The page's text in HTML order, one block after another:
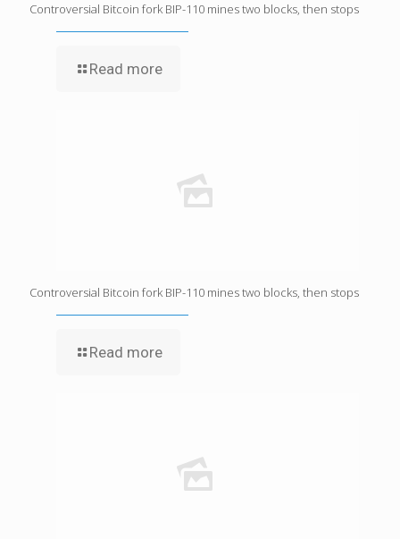
Controversial Bitcoin fork BIP-110 mines two blocks, then stops
Read more
Controversial Bitcoin fork BIP-110 mines two blocks, then stops
Read more